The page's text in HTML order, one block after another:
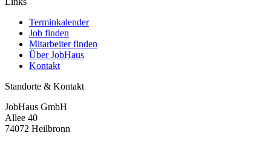
Terminkalender
Job finden
Mitarbeiter finden
Über JobHaus
Kontakt
Standorte & Kontakt
JobHaus GmbH
Allee 40
74072 Heilbronn